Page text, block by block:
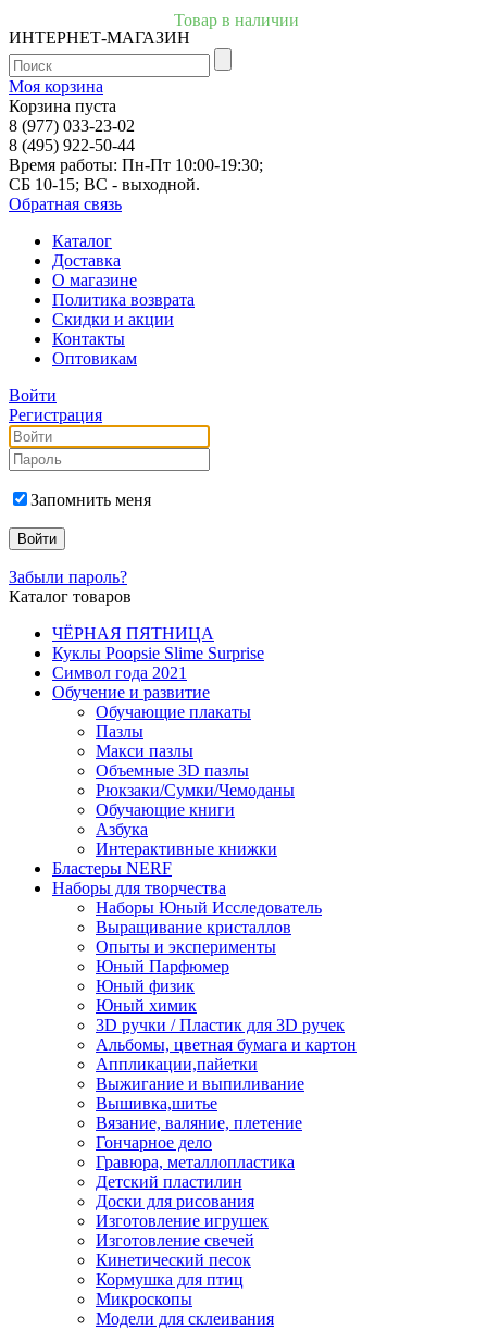
ИНТЕРНЕТ-МАГАЗИН
Моя корзина
Корзина пуста
8 (977) 033-23-02
8 (495) 922-50-44
Время работы: Пн-Пт 10:00-19:30;
СБ 10-15; ВС - выходной.
Обратная связь
Каталог
Доставка
О магазине
Политика возврата
Скидки и акции
Контакты
Оптовикам
Войти
Регистрация
Запомнить меня
Забыли пароль?
Каталог товаров
ЧЁРНАЯ ПЯТНИЦА
Куклы Poopsie Slime Surprise
Символ года 2021
Обучение и развитие
Обучающие плакаты
Пазлы
Макси пазлы
Объемные 3D пазлы
Рюкзаки/Сумки/Чемоданы
Обучающие книги
Азбука
Интерактивные книжки
Бластеры NERF
Наборы для творчества
Наборы Юный Исследователь
Выращивание кристаллов
Опыты и эксперименты
Юный Парфюмер
Юный физик
Юный химик
3D ручки / Пластик для 3D ручек
Альбомы, цветная бумага и картон
Аппликации,пайетки
Выжигание и выпиливание
Вышивка,шитье
Вязание, валяние, плетение
Гончарное дело
Гравюра, металлопластика
Детский пластилин
Доски для рисования
Изготовление игрушек
Изготовление свечей
Кинетический песок
Кормушка для птиц
Микроскопы
Модели для склеивания
Товар в наличии